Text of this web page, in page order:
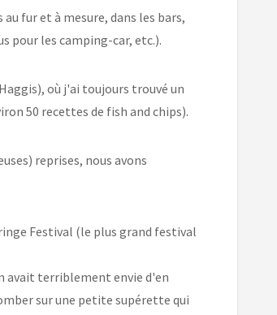
fur et à mesure, dans les bars,
pour les camping-car, etc.).
où j'ai toujours trouvé un
50 recettes de fish and chips).
reprises, nous avons
Festival (le plus grand festival
avait terriblement envie d'en
sur une petite supérette qui